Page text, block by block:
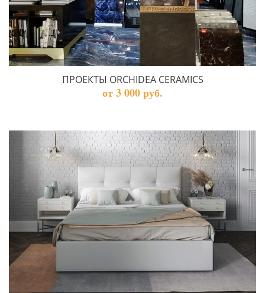
ПРОЕКТЫ ORCHIDEA CERAMICS
от 3 000 руб.